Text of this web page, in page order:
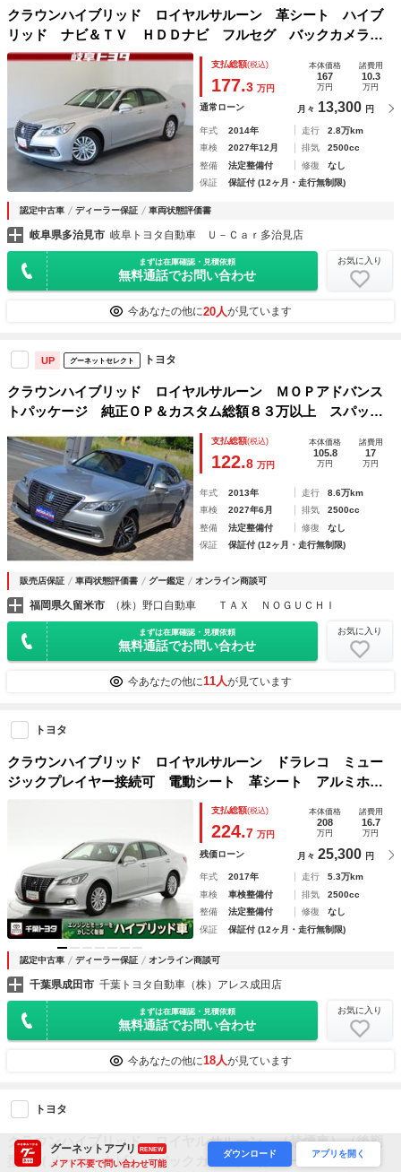
クラウンハイブリッド ロイヤルサルーン 革シート ハイブ
リッド ナビ＆ＴＶ ＨＤＤナビ フルセグ バックカメラ
ＤＶＤ再生 ミュージックプレイヤー接続可 ＥＴＣ 電動シ
ート スマートキー ＨＩＤヘッドライト アイドリングスト
ップ キーレス
支払総額(税込)
177.3 万円
本体価格
167
万円
諸費用
10.3
万円
通常ローン 月々 13,300 円
年式 2014年 走行
2.8万km
車検
2027年12月 排気
2500cc
整備
法定整備付 修復
なし
保証
保証付 (12ヶ月・走行無制限)
認定中古車 ディーラー保証 車両状態評価書
岐阜県多治見市 岐阜トヨタ自動車 Ｕ－Ｃａｒ多治見店
まずは在庫確認・見積依頼
無料通話でお問い合わせ
お気に入り
今あなたの他に20人が見ています
UP グーネットセレクト トヨタ
クラウンハイブリッド ロイヤルサルーン ＭＯＰアドバンス
トパッケージ 純正ＯＰ＆カスタム総額８３万以上 スパッタ
リング１８アルミ タイヤ４本新品 トランクスポイラー Ｔ
Ｖキット ドラレコ＆レーダー 車高調 全国配送２１７８
０ 全国１年保証
支払総額(税込)
122.8 万円
本体価格
105.8
万円
諸費用
17
万円
年式 2013年 走行
8.6万km
車検
2027年6月 排気
2500cc
整備
法定整備付 修復
なし
保証
保証付 (12ヶ月・走行無制限)
販売店保証 車両状態評価書 グー鑑定 オンライン商談可
福岡県久留米市 （株）野口自動車 ＴＡＸ ＮＯＧＵＣＨＩ
まずは在庫確認・見積依頼
無料通話でお問い合わせ
お気に入り
今あなたの他に11人が見ています
トヨタ
クラウンハイブリッド ロイヤルサルーン ドラレコ ミュー
ジックプレイヤー接続可 電動シート 革シート アルミホイ
ール ＬＥＤヘッドランプ 記録簿 キーレス ＣＤ 盗難防
止装置 ハイブリッド オートクルーズコントロール メモリ
ーナビ フルセグ
支払総額(税込)
224.7 万円
本体価格
208
万円
諸費用
16.7
万円
残価ローン 月々 25,300 円
年式 2017年 走行
5.3万km
車検
車検整備付 排気
2500cc
整備
法定整備付 修復
なし
保証
保証付 (12ヶ月・走行無制限)
認定中古車 ディーラー保証 オンライン商談可
千葉県成田市 千葉トヨタ自動車（株）アレス成田店
まずは在庫確認・見積依頼
無料通話でお問い合わせ
お気に入り
今あなたの他に18人が見ています
トヨタ
クラウンハイブリッド ロイヤルサルーン （禁煙車）（後期
型）（メーカーナビ）（バックカメラ）（クルーズコントロー
グーネットアプリ RENEW
メアド不要で問い合わせ可能
ダウンロード アプリを開く